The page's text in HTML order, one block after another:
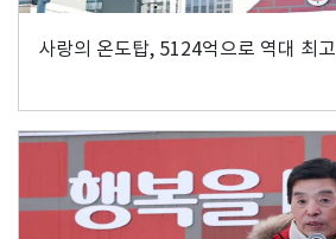
사랑의 온도탑, 5124억으로 역대 최고